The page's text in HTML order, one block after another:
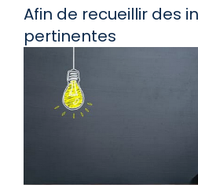
Afin de recueillir des
pertinentes